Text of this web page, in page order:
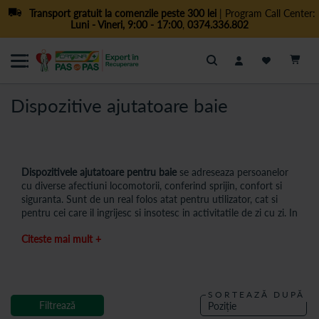
Transport gratuit la comenzile peste 300 lei| Program Call Center:
Luni - Vineri, 9:00 - 17:00, 0374.336.802
Cautare
Dispozitive ajutatoare baie
Dispozitivele ajutatoare pentru baie se adreseaza persoanelor
cu diverse afectiuni locomotorii, conferind sprijin, confort si
siguranta. Sunt de un real folos atat pentru utilizator, cat si
pentru cei care il ingrijesc si insotesc in activitatile de zi cu zi. In
banca/plansa pentru cada, suporti de sprijin pentru cada,
Comoda WC, in functie de modelul ales, se poate utiliza ca
simplu scaun, scaun mobil pentru transportul pacientului si
Citeste mai mult +
SORTEAZĂ DUPĂ
Filtrează